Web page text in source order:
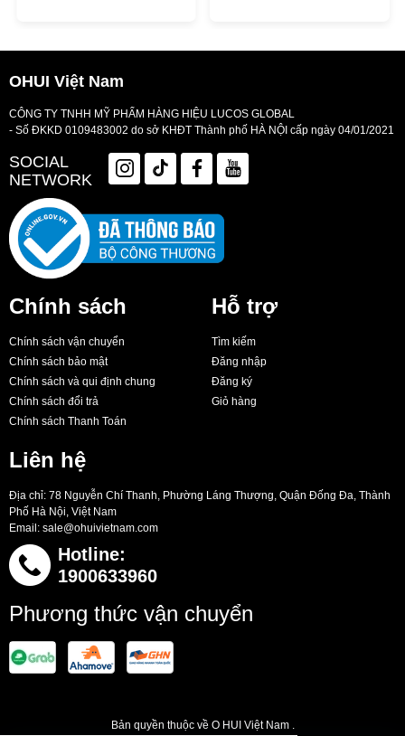
OHUI Việt Nam
CÔNG TY TNHH MỸ PHẨM HÀNG HIỆU LUCOS GLOBAL
- Số ĐKKD 0109483002 do sở KHĐT Thành phố HÀ NỘI cấp ngày 04/01/2021
SOCIAL
NETWORK
Chính sách
Chính sách vận chuyển
Chính sách bảo mật
Chính sách và qui định chung
Chính sách đổi trả
Chính sách Thanh Toán
Hỗ trợ
Tìm kiếm
Đăng nhập
Đăng ký
Giỏ hàng
Liên hệ
Địa chỉ: 78 Nguyễn Chí Thanh, Phường Láng Thượng, Quận Đống Đa, Thành
Phố Hà Nội, Việt Nam
Email: sale@ohuivietnam.com
Hotline:
1900633960
Phương thức vận chuyển
Bản quyền thuộc về O HUI Việt Nam .